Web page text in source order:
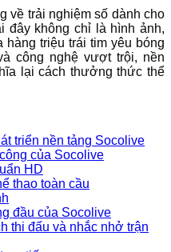
về trải nghiệm số dành cho
đây không chỉ là hình ảnh,
hàng triệu trái tim yêu bóng
công nghệ vượt trội, nền
lại cách thưởng thức thể
triển nền tảng Socolive
của Socolive
HD
thao toàn cầu
đầu của Socolive
thi đấu và nhắc nhở trận